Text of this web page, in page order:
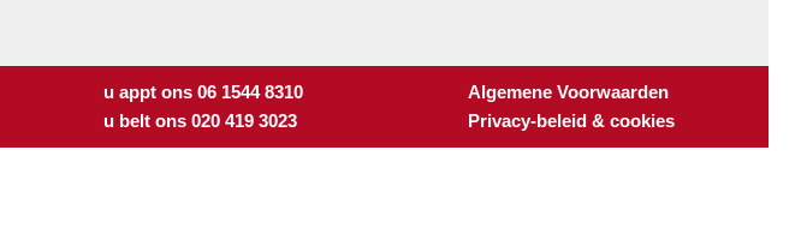
u appt ons 06 1544 8310
u belt ons 020 419 3023
Algemene Voorwaarden
Privacy-beleid & cookies